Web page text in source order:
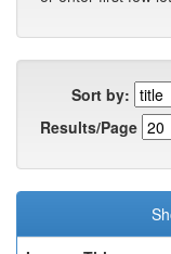
Sort by:
Results/Page